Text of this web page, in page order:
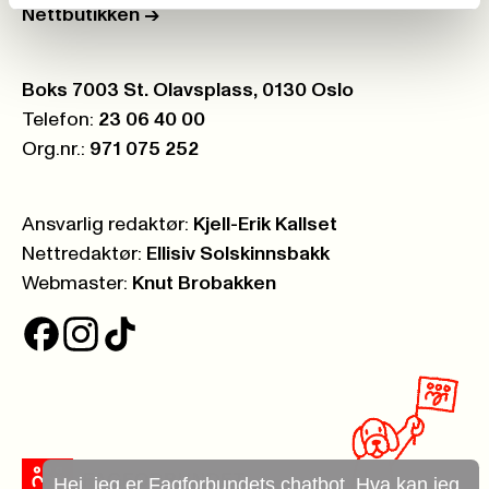
Hei, jeg er Fagforbundets chatbot. Hva kan jeg
Nettbutikken->
Postboks:
Boks 7003 St. Olavsplass, 0130 Oslo
Telefon: 23 06 40 00
Org.nr.: 971 075 252
Ansvarlig redaktør: Kjell-Erik Kallset
Nettredaktør: Ellisiv Solskinnsbakk
Webmaster: Knut Brobakken